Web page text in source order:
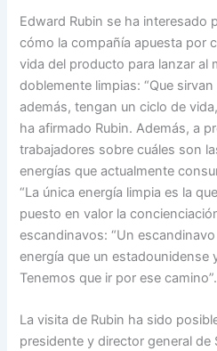
Edward Rubin se ha interesado
cómo la compañía apuesta por
vida del producto para lanzar al
doblemente limpias: “Que
además, tengan un ciclo de
ha afirmado Rubin. Además, a
trabajadores sobre cuáles son
energías que actualmente
“La única energía limpia es la
puesto en valor la
escandinavos: “Un
energía que un estadounidense
Tenemos que ir por ese camino”.
La visita de Rubin ha sido
presidente y director general de